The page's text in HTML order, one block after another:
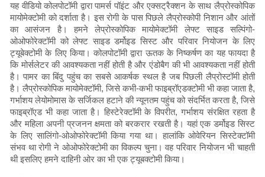
यह वीडियो कोलपोटॉमी द्वारा पामर्स पॉइंट और एक्सट्रैक्शन के साथ लैप्रोस्कोपिक
मायोमेक्टोमी को दर्शाता है। इस रोगी के पास पिछले लैप्रोस्कोपी निशान और आंतों
का आसंजन है। हमने लेप्रोस्कोपिक मायोमेक्टॉमी लेफ्ट साइड सल्पिंगो-
ओओफोरेक्टॉमी को लेफ्ट साइड डर्मोइड सिस्ट और परिवार नियोजन के लिए
ट्यूबेक्टोमी के लिए किया। कोलपोटॉमी द्वारा ऊतक के निष्कर्षण का यह फायदा है
कि मोर्सलेटर की आवश्यकता नहीं होती है और एंडोबैग की भी आवश्यकता नहीं होती
है। पामर का बिंदु पहुंच का सबसे आकर्षक स्थल है जब पिछली लैप्रोस्टॉमी होती
है। लैप्रोस्कोपिक मायोमेक्टॉमी, जिसे कभी-कभी फाइब्रॉएडक्टोमी भी कहा जाता है,
गर्भाशय लेयोमोमास के सर्जिकल हटाने की न्यूनतम पहुंच को संदर्भित करता है, जिसे
फाइब्रॉएड भी कहा जाता है। हिस्टेरेक्टॉमी के विपरीत, गर्भाशय संरक्षित रहता है
और महिला अपनी प्रजनन क्षमता को बरकरार रखती है। यहां एक डर्मोइड सिस्ट
के लिए सालिंगो-ओओफोरेक्टॉमी किया गया था। हालांकि ओवेरियन सिस्टेक्टॉमी
संभव था रोगी ने ओओफोरेक्टोमी का विकल्प चुना। वह परिवार नियोजन भी चाहती
थी इसलिए हमने दाहिनी ओर का भी एक ट्यूबक्टोमी किया।